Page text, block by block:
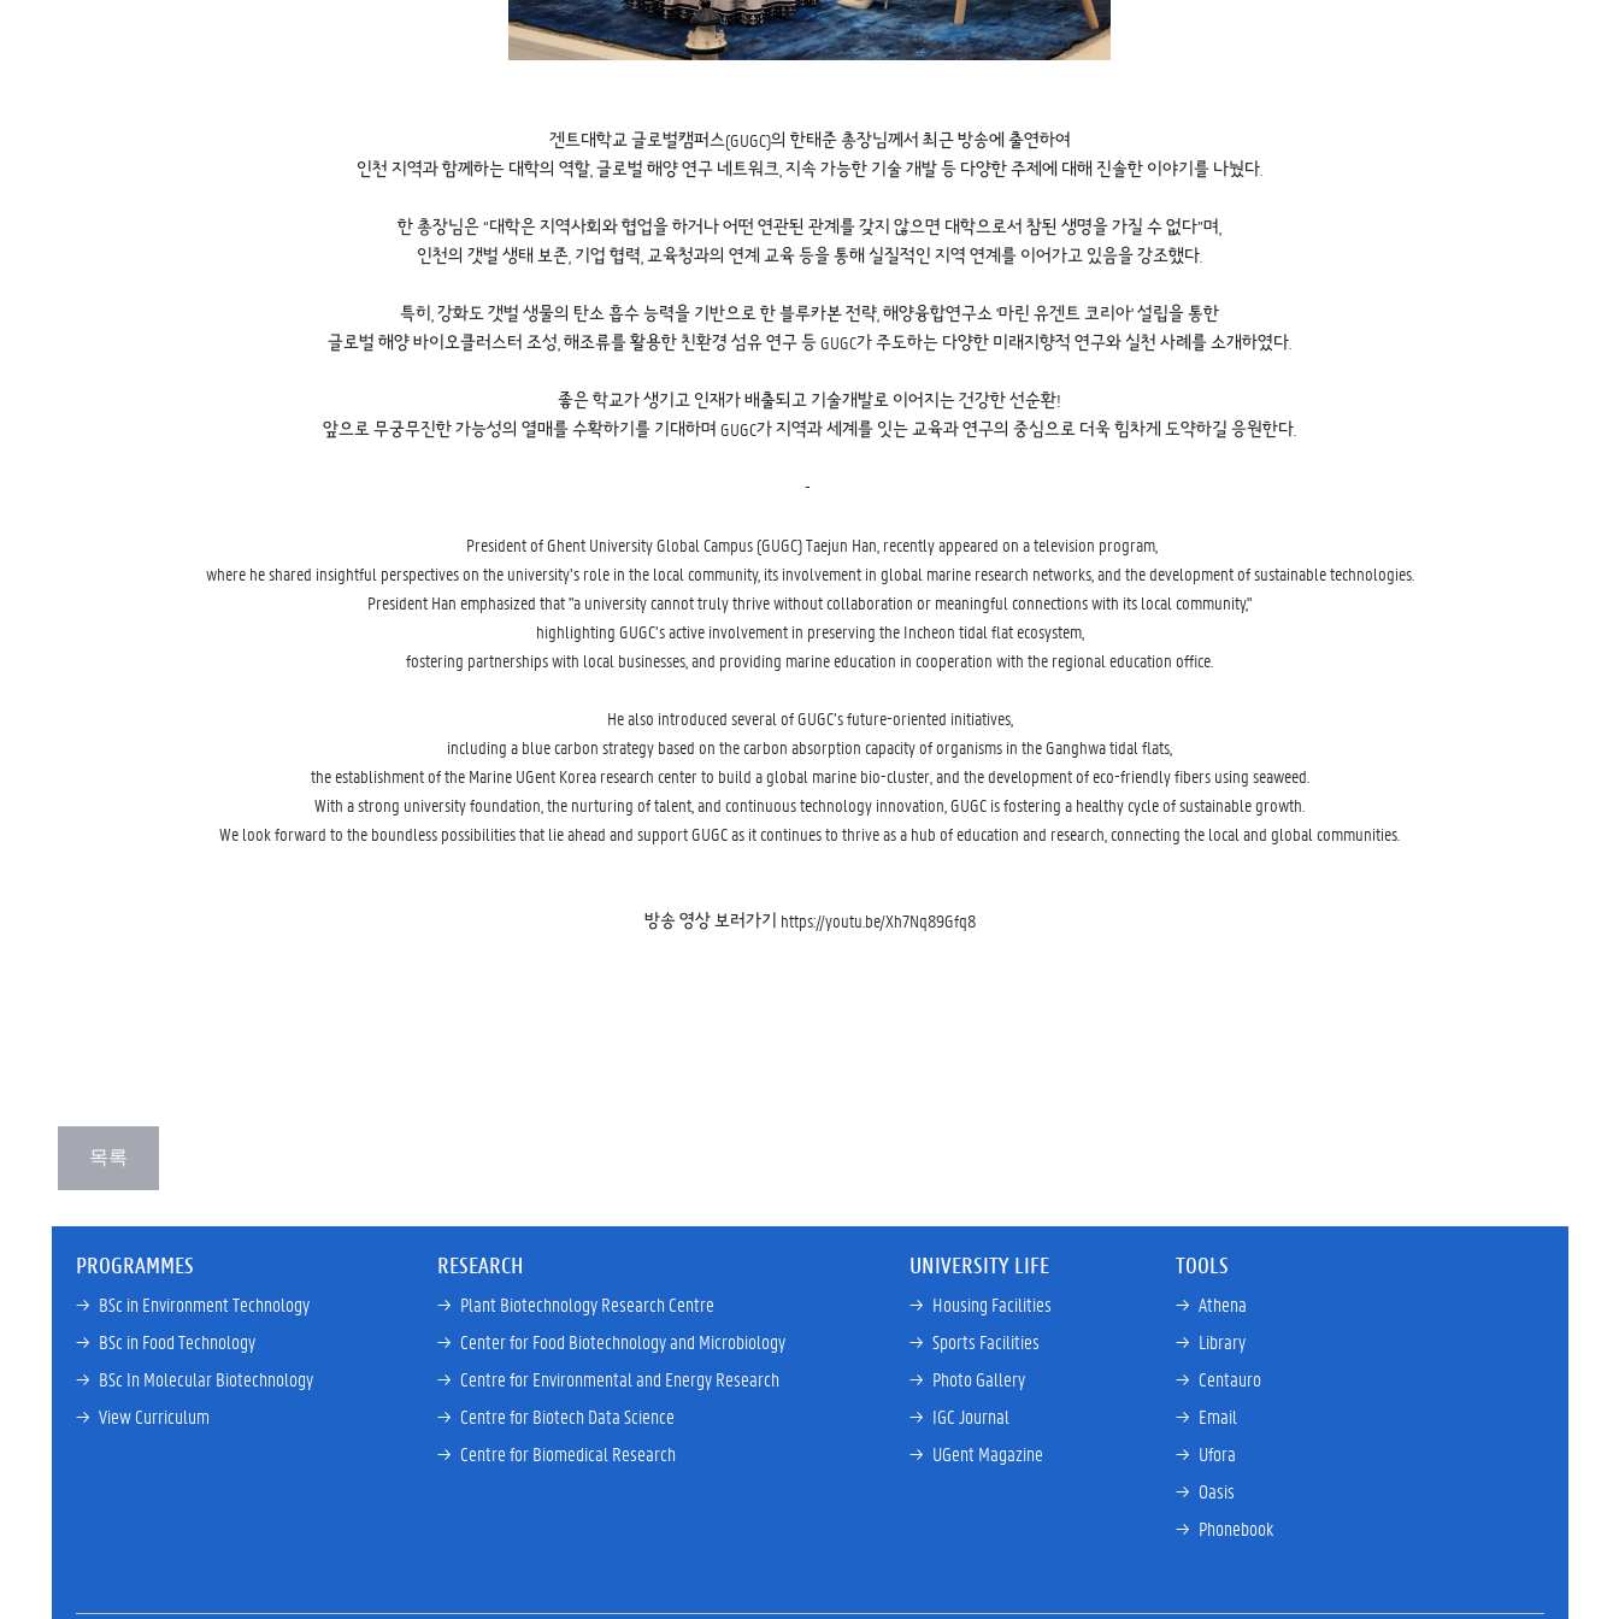
겐트대학교 글로벌캠퍼스(GUGC)의 한태준 총장님께서 최근 방송에 출연하여
인천 지역과 함께하는 대학의 역할, 글로벌 해양 연구 네트워크, 지속 가능한 기술 개발 등 다양한 주제에 대해 진솔한 이야기를 나눴다.
한 총장님은 “대학은 지역사회와 협업을 하거나 어떤 연관된 관계를 갖지 않으면 대학으로서 참된 생명을 가질 수 없다”며,
인천의 갯벌 생태 보존, 기업 협력, 교육청과의 연계 교육 등을 통해 실질적인 지역 연계를 이어가고 있음을 강조했다.
특히, 강화도 갯벌 생물의 탄소 흡수 능력을 기반으로 한 블루카본 전략, 해양융합연구소 '마린 유겐트 코리아' 설립을 통한
글로벌 해양 바이오클러스터 조성, 해조류를 활용한 친환경 섬유 연구 등 GUGC가 주도하는 다양한 미래지향적 연구와 실천 사례를 소개하였다.
좋은 학교가 생기고 인재가 배출되고 기술개발로 이어지는 건강한 선순환!
앞으로 무궁무진한 가능성의 열매를 수확하기를 기대하며 GUGC가 지역과 세계를 잇는 교육과 연구의 중심으로 더욱 힘차게 도약하길 응원한다.
-
President of Ghent University Global Campus (GUGC)Taejun Han, recently appeared on a television program,
where he shared insightful perspectives on the university’s role in the local community, its involvement in global marine research networks, and the development of sustainable technologies.
President Han emphasized that "a university cannot truly thrive without collaboration or meaningful connections with its local community,"
highlighting GUGC’s active involvement in preserving the Incheon tidal flat ecosystem,
fostering partnerships with local businesses, and providing marine education in cooperation with the regional education office.
He also introduced several of GUGC’s future-oriented initiatives,
including a blue carbon strategy based on the carbon absorption capacity of organisms in the Ganghwa tidal flats,
the establishment of the Marine UGent Korea research center to build a global marine bio-cluster, and the development of eco-friendly fibers using seaweed.
With a strong university foundation, the nurturing of talent, and continuous technology innovation, GUGC is fostering a healthy cycle of sustainable growth.
We look forward to the boundless possibilities that lie ahead and support GUGC as it continues to thrive as a hub of education and research, connecting the local and global communities.
방송 영상 보러가기 https://youtu.be/Xh7Nq89Gfq8
PROGRAMMES
→ BSc in Environment Technology
→ BSc in Food Technology
→ BSc In Molecular Biotechnology
→ View Curriculum
RESEARCH
→ Plant Biotechnology Research Centre
→ Center for Food Biotechnology and Microbiology
→ Centre for Environmental and Energy Research
→ Centre for Biotech Data Science
→ Centre for Biomedical Research
UNIVERSITY LIFE
→ Housing Facilities
→ Sports Facilities
→ Photo Gallery
→ IGC Journal
→ UGent Magazine
TOOLS
→ Athena
→ Library
→ Centauro
→ Email
→ Ufora
→ Oasis
→ Phonebook